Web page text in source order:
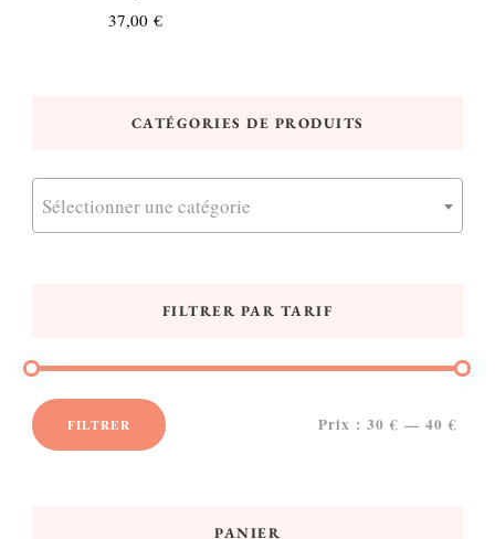
37,00€
CATÉGORIES DE PRODUITS
Sélectionner une catégorie
FILTRER PAR TARIF
FILTRER Prix : 30 € — 40 €
PANIER